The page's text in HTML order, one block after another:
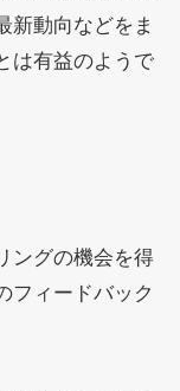
新動向などをま
は有益のようで
ングの機会を得
フィードバック